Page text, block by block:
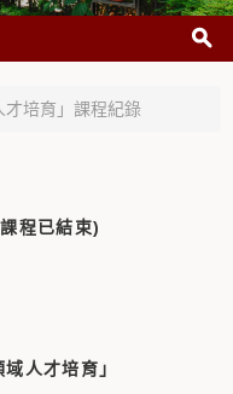
培育」課程紀錄
程已結束)
人才培育」